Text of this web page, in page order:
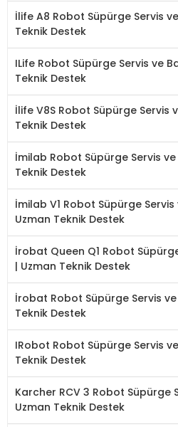
İlife A8 Robot Süpürge Servis
Teknik Destek
ILife Robot Süpürge Servis ve
Teknik Destek
İlife V8S Robot Süpürge Servis
Teknik Destek
İmilab Robot Süpürge Servis ve
Teknik Destek
İmilab V1 Robot Süpürge Servis
Uzman Teknik Destek
İrobat Queen Q1 Robot
| Uzman Teknik Destek
İrobat Robot Süpürge Servis ve
Teknik Destek
IRobot Robot Süpürge Servis
Teknik Destek
Karcher RCV 3 Robot Süpürge
Uzman Teknik Destek